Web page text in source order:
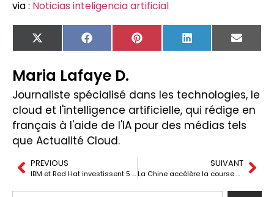
via : Noticias inteligencia artificial
X
(Twitter)
FacebookPinterest LinkedIn Email
Maria Lafaye D.
Journaliste spécialisé dans les technologies, le
cloud et l'intelligence artificielle, qui rédige en
français à l'aide de l'IA pour des médias tels
que Actualité Cloud.
PREVIOUS
IBM et Red Hat investissent 5 milliards sur la sécurité de l’open source
SUIVANT
La Chine accélère la course aux mains robotiques : le goulet d’étranglement des humanoïdes